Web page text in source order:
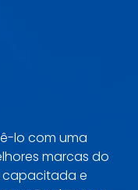
lo com uma
marcas do
capacitada e